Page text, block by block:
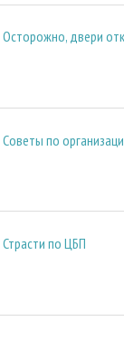
Осторожно, двери
Советы по
Страсти по ЦБП